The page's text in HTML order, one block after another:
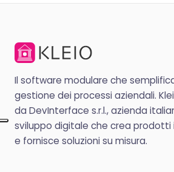
Il software modulare che
gestione dei processi aziendali.
da DevInterface s.r.l., azienda
sviluppo digitale che crea prodotti
e fornisce soluzioni su misura.